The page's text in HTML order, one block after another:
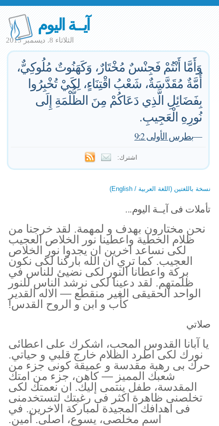
آيــة اليوم
الثلاثاء 8. ديسمبر 2015
وَأَمَّا أَنْتُمْ فَجِنْسٌ مُخْتَارٌ، وَكَهَنُوتٌ مُلُوكِيٌّ،
أُمَّةٌ مُقَدَّسَةٌ، شَعْبُ اقْتِنَاءٍ، لِكَيْ تُخْبِرُوا
بِفَضَائِلِ الَّذِي دَعَاكُمْ مِنَ الظُّلْمَةِ إِلَى
نُورِهِ الْعَجِيبِ.
—بطرس الأولى 9:2
اشترك:
نسخة باللغتين (اللغة العربية / English)
تأملات فى آيــة اليوم...
نحن مختارون بهدف و لمهمة. لقد خرجنا من
ظلام الخطية واعطينا نور الخلاص العجيب
لكى نساعد اخرين ان يجدوا نور الخلاص
العجيب. كما تري ان الله باركنا لكى نكون
بركة واعطانا النور لكى نضيئ للناس في
ظلمتهم. لقد دعينا لكى نرشد الناس للنور
الواحد الحقيقى الغير منقطع — الاله القدير
كأب و ابن و الروح القدس!
صلاتي
يا آبانا القدوس المحب، اشكرك على اعطائى
نورك لكى اطرد الظلام خارج قلبي و حياتي.
حرك بى رهبة مقدسة و عميقة كونى جزء من
شعبك المميز — كاهن، جزء من امتك
المقدسة، طفل ينتمى إليك. ان نعمتك لكى
تخلصنى ظاهرة اكثر فى رغبتك لتستخدمنى
فى اهدافك المجيدة لمباركة الاخرين. في
اسم مخلصى، يسوع، اصلى. آمين.